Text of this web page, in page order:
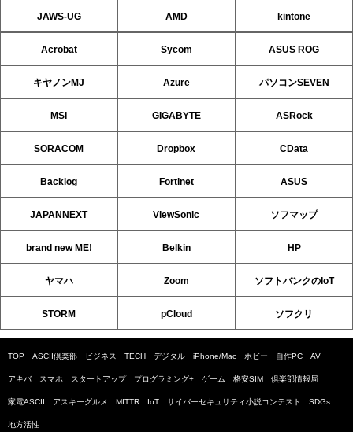
JAWS-UG AMD kintone
Acrobat Sycom ASUS ROG
キヤノンMJ Azure パソコンSEVEN
MSI GIGABYTE ASRock
SORACOM Dropbox CData
Backlog Fortinet ASUS
JAPANNEXT ViewSonic ソフマップ
brand new ME! Belkin HP
ヤマハ Zoom ソフトバンクのIoT
STORM pCloud ソフクリ
TOP ASCII倶楽部 ビジネス TECH デジタル iPhone/Mac ホビー 自作PC AV
アキバ スマホ スタートアップ プログラミング+ ゲーム 格安SIM 倶楽部情報局
家電ASCII アスキーグルメ MITTR IoT サイバーセキュリティ小説コンテスト SDGs
地方活性